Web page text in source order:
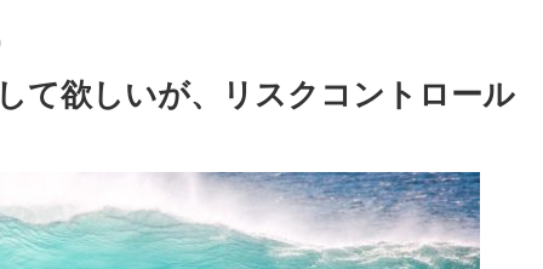
て欲しいが、リスクコントロール